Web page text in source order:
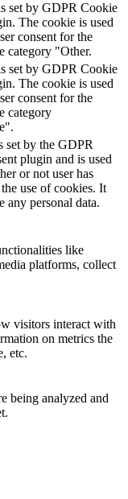
set by GDPR Cookie
The cookie is used
consent for the
category "Other.
set by GDPR Cookie
The cookie is used
consent for the
category
set by the GDPR
plugin and is used
or not user has
use of cookies. It
any personal data.
like
platforms, collect
visitors interact with
on metrics the
etc.
being analyzed and